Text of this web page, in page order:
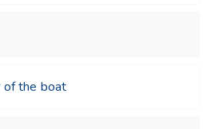
of the boat